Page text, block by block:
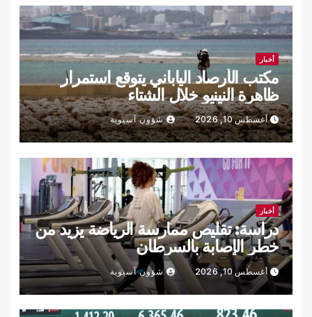
أخبار
مكتب الأرصاد الياباني يتوقع استمرار
ظاهرة النينيو خلال الشتاء
أغسطس 10, 2026 شؤون آسيوية
أخبار
دراسة: تقليص ممارسة الرياضة يزيد من
خطر الإصابة بالسرطان
أغسطس 10, 2026 شؤون آسيوية